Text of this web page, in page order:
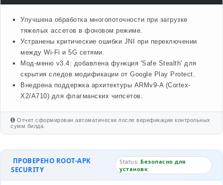
Улучшена обработка многопоточности при загрузке
тяжелых ассетов в фоновом режиме.
Устранены критические ошибки JNI при переключении
между Wi-Fi и 5G сетями.
Мод-меню v3.4: добавлена функция 'Safe Stealth' для
скрытия следов модификации от Google Play Protect.
Внедрена поддержка архитектуры ARMv9-A (Cortex-
X2/A710) для флагманских чипсетов.
Отчет сформирован автоматически после верификации контрольных
сумм билда.
ПРОВЕРЕНО ROOT-APK
SECURITY
Status: Безопасно для
установк